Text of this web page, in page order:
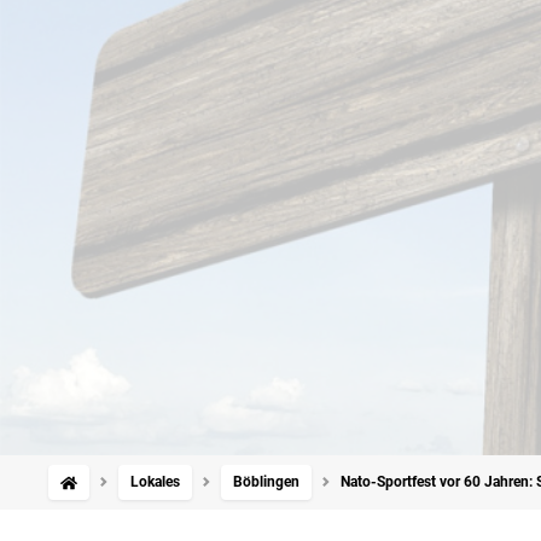
Lokales Böblingen Nato-Sportfest vor 60 Jahren: